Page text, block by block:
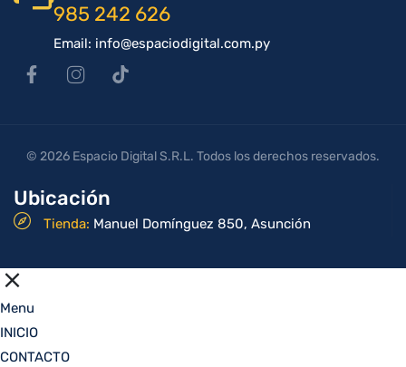
985 242 626
Email: info@espaciodigital.com.py
Ubicación
Tienda: Manuel Domínguez 850, Asunción
© 2026 Espacio Digital S.R.L. Todos los derechos reservados.
Menu
INICIO
CONTACTO